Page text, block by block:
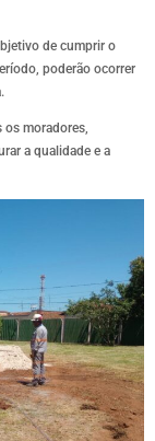
de cumprir o
poderão ocorrer
os moradores,
a qualidade e a